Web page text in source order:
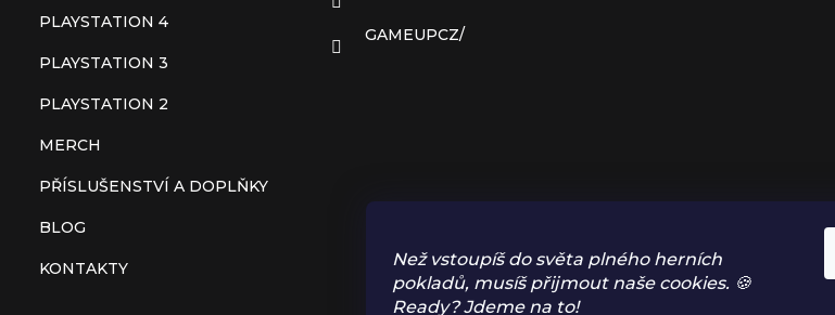
Než vstoupíš do světa plného herních
pokladů, musíš přijmout naše cookies. 🍪
Ready? Jdeme na to!
PLAYSTATION 4
PLAYSTATION 3
PLAYSTATION 2
MERCH
PŘÍSLUŠENSTVÍ A DOPLŇKY
BLOG
KONTAKTY
GAMEUPCZ/